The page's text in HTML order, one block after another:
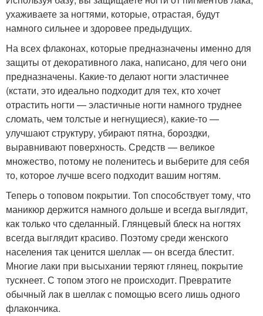
ухаживаете за ногтями, которые, отрастая, будут
намного сильнее и здоровее предыдущих.
На всех флаконах, которые предназначены именно для
защиты от декоративного лака, написано, для чего они
предназначены. Какие-то делают ногти эластичнее
(кстати, это идеально подходит для тех, кто хочет
отрастить ногти — эластичные ногти намного труднее
сломать, чем толстые и негнущиеся), какие-то —
улучшают структуру, убирают пятна, бороздки,
выравнивают поверхность. Средств — великое
множество, потому не поленитесь и выберите для себя
то, которое лучше всего подходит вашим ногтям.
Теперь о топовом покрытии. Топ способствует тому, что
маникюр держится намного дольше и всегда выглядит,
как только что сделанный. Глянцевый блеск на ногтях
всегда выглядит красиво. Поэтому среди женского
населения так ценится шеллак — он всегда блестит.
Многие лаки при высыхании теряют глянец, покрытие
тускнеет. С топом этого не происходит. Превратите
обычный лак в шеллак с помощью всего лишь одного
флакончика.